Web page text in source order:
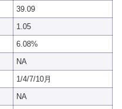
39.09
1.05
6.08%
NA
1/4/7/10月
NA